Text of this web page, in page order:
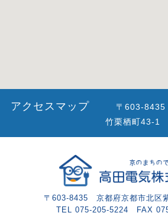
アクセスマップ 〒603-8435
竹栗栖町43-1
〒603-8435 京都府京都市北区
TEL 075-205-5224 FAX